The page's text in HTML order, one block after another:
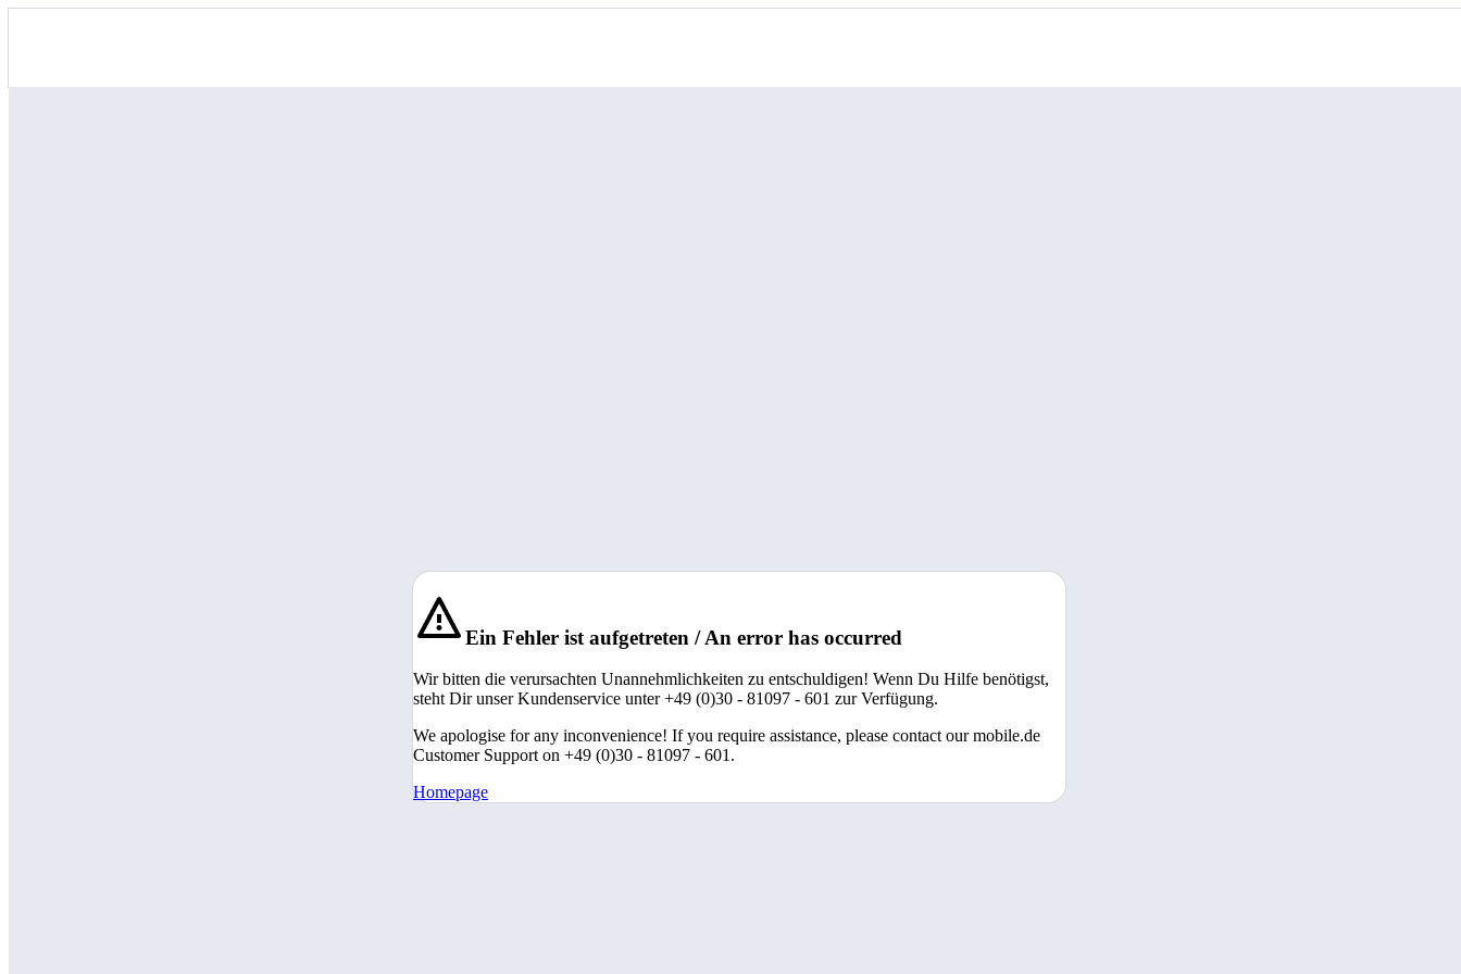
Ein Fehler ist aufgetreten / An error has occurred
Wir bitten die verursachten Unannehmlichkeiten zu entschuldigen! Wenn Du Hilfe benötigst,
steht Dir unser Kundenservice unter +49 (0)30 - 81097 - 601 zur Verfügung.
We apologise for any inconvenience! If you require assistance, please contact our mobile.de
Customer Support on +49 (0)30 - 81097 - 601.
Homepage